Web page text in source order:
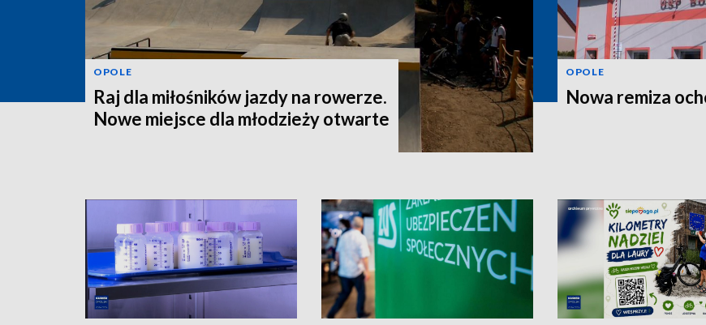
OPOLE
Raj dla miłośników jazdy na rowerze.
Nowe miejsce dla młodzieży otwarte
OPOLE
Nowa remiza